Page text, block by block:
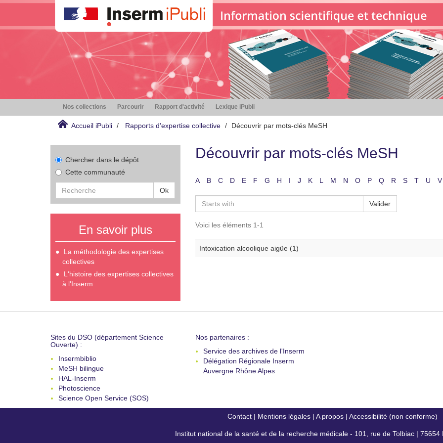
Nos collections Parcourir Rapport d'activité Lexique iPubli
Accueil iPubli Rapports d'expertise collective Découvrir par mots-clés MeSH
Chercher dans le dépôt
Cette communauté
Ok
En savoir plus
La méthodologie des expertises
collectives
L'histoire des expertises collectives
à l'Inserm
Découvrir par mots-clés MeSH
A B C D E F G H I J K L M N O P Q R S T U V
Valider
Voici les éléments 1-1
Intoxication alcoolique aigüe (1)
Sites du DSO (département Science
Ouverte) :
Insermbiblio
MeSH bilingue
HAL-Inserm
Photoscience
Science Open Service (SOS)
Nos partenaires :
Service des archives de l'Inserm
Délégation Régionale Inserm
Auvergne Rhône Alpes
Contact| Mentions légales| A propos| Accessibilité (non conforme)
Institut national de la santé et de la recherche médicale - 101, rue de Tolbiac | 75654